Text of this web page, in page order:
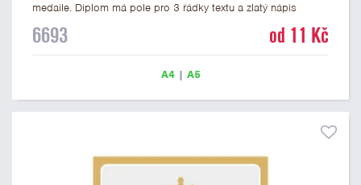
medaile. Diplom má pole pro 3 řádky textu a zlatý nápis
Tento univerzální diplom je vhodný pro většinu událostí, ke
6693 od 11 Kč
A4| A5